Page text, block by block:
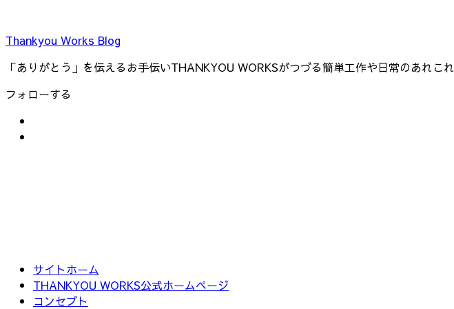
Thankyou Works Blog
「ありがとう」を伝えるお手伝いTHANKYOU WORKSがつづる簡単工作や日常のあれこれ
フォローする
サイトホーム
THANKYOU WORKS公式ホームページ
コンセプト